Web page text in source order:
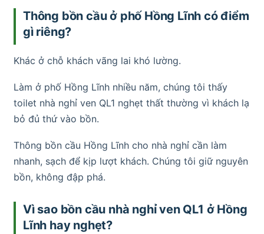
Thông bồn cầu ở phố Hồng Lĩnh có điểm
gì riêng?
Khác ở chỗ khách vãng lai khó lường.
Làm ở phố Hồng Lĩnh nhiều năm, chúng tôi thấy
toilet nhà nghỉ ven QL1 nghẹt thất thường vì khách lạ
bỏ đủ thứ vào bồn.
Thông bồn cầu Hồng Lĩnh cho nhà nghỉ cần làm
nhanh, sạch để kịp lượt khách. Chúng tôi giữ nguyên
bồn, không đập phá.
Vì sao bồn cầu nhà nghỉ ven QL1 ở Hồng
Lĩnh hay nghẹt?